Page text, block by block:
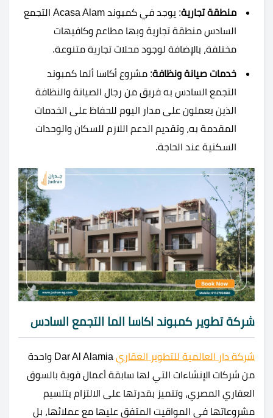
منطقة تجارية
: يوجد في كمبوند Acasa Alam التجمع
السادس منطقة تجارية وبها مطاعم وكافيهات
مختلفة، بالإضافة لوجود محلات تجارية متنوعة.
خدمات صيانة ونظافة: مشروع أكاسا ألما كمبوند
التجمع السادس به فريق من رجال الصيانة والنظافة
الذين يعملون على مدار اليوم للحفاظ على الخدمات
المقدمة به، وتقديم الدعم اللازم للسكان والوحدات
السكنية عند الحاجة.
شركة تطوير كمبوند اكاسا الما التجمع السادس
شركة دار العالمية للتطوير العقاري
Dar Al Alamia واحدة
من شركات الإنشاءات التي لها سابقة أعمال قوية بالسوق
العقاري المصري، وتتميز بقدرتها على الالتزام بتلسيم
مشروعاتها في المواقيت المتفق عليها مع عملائها، بل